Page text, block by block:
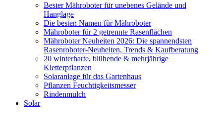
Bester Mähroboter für unebenes Gelände und
Hanglage
Die besten Namen für Mähroboter
Mähroboter für 2 getrennte Rasenflächen
Mähroboter Neuheiten 2026: Die spannendsten
Rasenroboter-Neuheiten, Trends & Kaufberatung
20 winterharte, blühende & mehrjährige
Kletterpflanzen
Solaranlage für das Gartenhaus
Pflanzen Feuchtigkeitsmesser
Rindenmulch
Solar